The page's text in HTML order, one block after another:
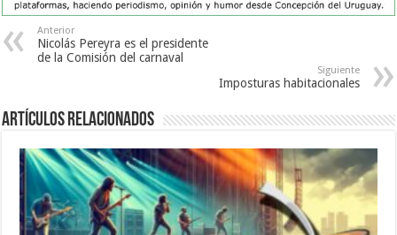
Anterior
Nicolás Pereyra es el presidente
de la Comisión del carnaval
Siguiente
Imposturas habitacionales
Artículos Relacionados